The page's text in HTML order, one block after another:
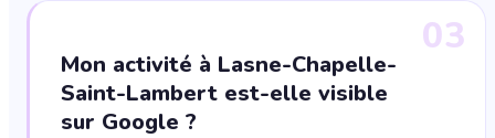
03
Mon activité à Lasne-Chapelle-
Saint-Lambert est-elle visible
sur Google ?